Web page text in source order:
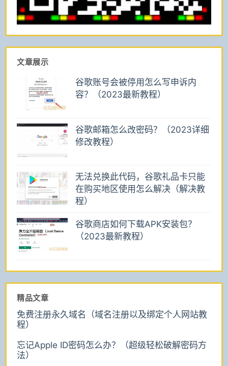
文章展示
谷歌账号会被停用怎么写申诉内
容？（2023最新教程）
谷歌邮箱怎么改密码？（2023详细
修改教程）
无法兑换此代码，谷歌礼品卡只能
在购买地区使用怎么解决（解决教
程）
谷歌商店如何下载APK安装包？
（2023最新教程）
精品文章
免费注册永久域名（域名注册以及绑定个人网站教
程）
忘记Apple ID密码怎么办？（超级轻松破解密码方
法）